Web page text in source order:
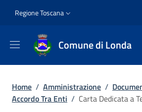
Slim top
Regione Toscana
Comune di Londa
Briciole di pane
Home / Amministrazione /
Accordo Tra Enti / Carta Dedicata a